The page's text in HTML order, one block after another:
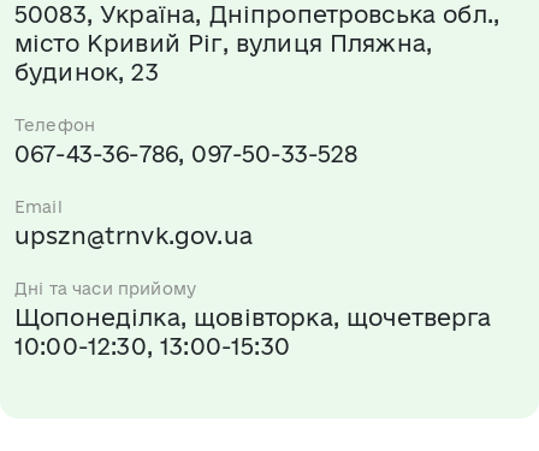
50083, Україна, Дніпропетровська обл.,
місто Кривий Ріг, вулиця Пляжна,
будинок, 23
Телефон
067-43-36-786, 097-50-33-528
Email
upszn@trnvk.gov.ua
Дні та часи прийому
Щопонеділка, щовівторка, щочетверга
10:00-12:30, 13:00-15:30